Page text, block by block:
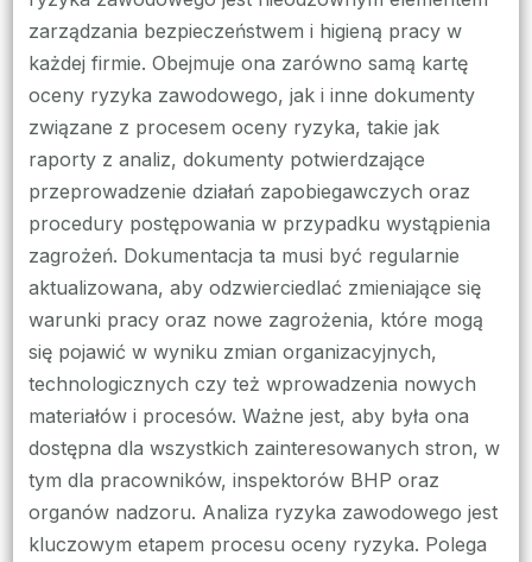
zarządzania bezpieczeństwem i higieną pracy w
każdej firmie. Obejmuje ona zarówno samą kartę
oceny ryzyka zawodowego, jak i inne dokumenty
związane z procesem oceny ryzyka, takie jak
raporty z analiz, dokumenty potwierdzające
przeprowadzenie działań zapobiegawczych oraz
procedury postępowania w przypadku wystąpienia
zagrożeń. Dokumentacja ta musi być regularnie
aktualizowana, aby odzwierciedlać zmieniające się
warunki pracy oraz nowe zagrożenia, które mogą
się pojawić w wyniku zmian organizacyjnych,
technologicznych czy też wprowadzenia nowych
materiałów i procesów. Ważne jest, aby była ona
dostępna dla wszystkich zainteresowanych stron, w
tym dla pracowników, inspektorów BHP oraz
organów nadzoru. Analiza ryzyka zawodowego jest
kluczowym etapem procesu oceny ryzyka. Polega